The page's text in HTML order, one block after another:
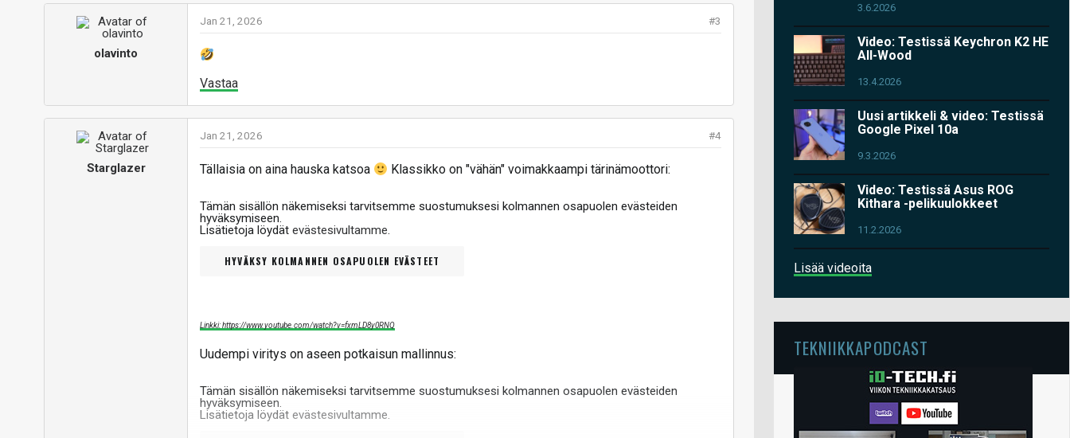
olavinto
#3
Jan 21, 2026
Vastaa
Starglazer
#4
Jan 21, 2026
Tällaisia on aina hauska katsoa Klassikko on "vähän" voimakkaampi tärinämoottori:
Tämän sisällön näkemiseksi tarvitsemme suostumuksesi kolmannen osapuolen evästeiden
hyväksymiseen.
Lisätietoja löydät evästesivultamme.
HYVÄKSY KOLMANNEN OSAPUOLEN EVÄSTEET
Linkki: https://www.youtube.com/watch?v=fxmLD8y0RNQ
Uudempi viritys on aseen potkaisun mallinnus:
Tämän sisällön näkemiseksi tarvitsemme suostumuksesi kolmannen osapuolen evästeiden
hyväksymiseen.
Lisätietoja löydät evästesivultamme.
3.6.2026
Video: Testissä Keychron K2 HE
All-Wood
13.4.2026
Uusi artikkeli & video: Testissä
Google Pixel 10a
9.3.2026
Video: Testissä Asus ROG
Kithara -pelikuulokkeet
11.2.2026
Lisää videoita
TEKNIIKKAPODCAST